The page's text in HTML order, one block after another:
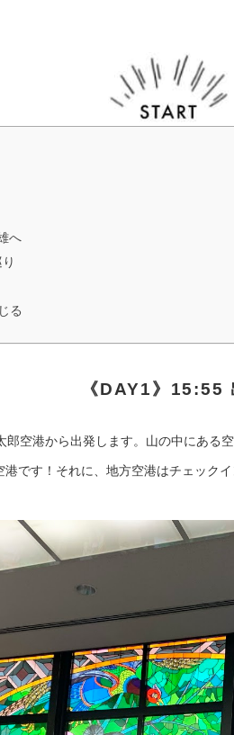
へ
る
《DAY1》15:55
空港から出発します。山の中にある
です！それに、地方空港はチェック